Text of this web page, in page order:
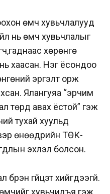
өмч хувьчлалууд
нь өмч хувьчлалыг
хөрөнгө
хаасан. Нэг ёсондоо
эргэлт орж
Ялангуяа “эрчим
төрд авах ёстой” гэж
тухай хуульд
өнөөдрийн ТӨК-
эхлэл болсон.
гүйцэт хийгдээгүй.
хувьчилъя гэж